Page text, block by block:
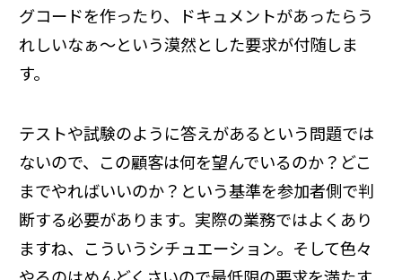
グコードを作ったり、ドキュメントがあったらう
れしいなぁ～という漠然とした要求が付随しま
す。
テストや試験のように答えがあるという問題では
ないので、この顧客は何を望んでいるのか？どこ
までやればいいのか？という基準を参加者側で判
断する必要があります。実際の業務ではよくあり
ますね、こういうシチュエーション。そして色々